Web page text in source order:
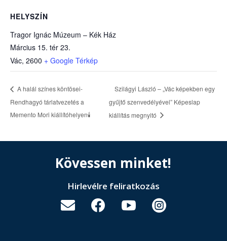
HELYSZÍN
Tragor Ignác Múzeum – Kék Ház
Március 15. tér 23.
Vác, 2600 + Google Térkép
A halál színes köntösei-
Rendhagyó tárlatvezetés a
Memento Mori kiállítóhelyen🕯️
Szilágyi László – „Vác képekben egy
gyűjtő szenvedélyével” Képeslap
kiállítás megnyitó
Kövessen minket!
Hirlevélre feliratkozás
   